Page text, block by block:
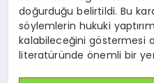
doğurduğu belirtildi. Bu
söylemlerin hukuki
kalabileceğini göstermesi
literatüründe önemli bir